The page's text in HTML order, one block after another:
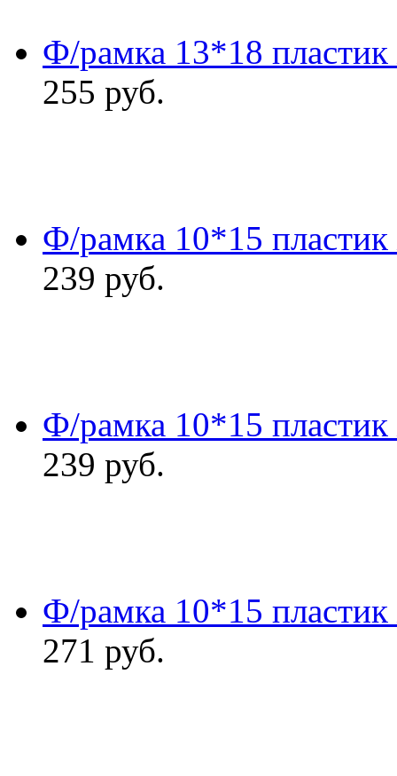
Ф/рамка 13*18
255 руб.
Ф/рамка 10*15
239 руб.
Ф/рамка 10*15
239 руб.
Ф/рамка 10*15
271 руб.